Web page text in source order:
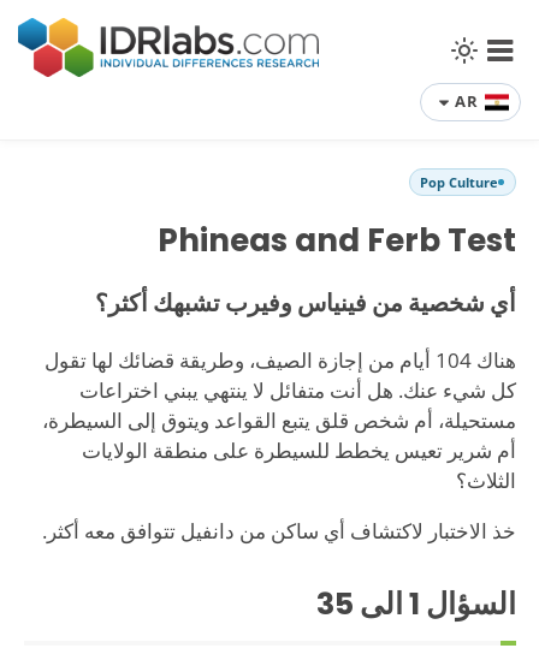
AR
Pop Culture
Phineas and Ferb Test
أي شخصية من فينياس وفيرب تشبهك أكثر؟
هناك 104 أيام من إجازة الصيف، وطريقة قضائك لها تقول
كل شيء عنك. هل أنت متفائل لا ينتهي يبني اختراعات
مستحيلة، أم شخص قلق يتبع القواعد ويتوق إلى السيطرة،
أم شرير تعيس يخطط للسيطرة على منطقة الولايات
الثلاث؟
خذ الاختبار لاكتشاف أي ساكن من دانفيل تتوافق معه أكثر.
السؤال 1الى 35